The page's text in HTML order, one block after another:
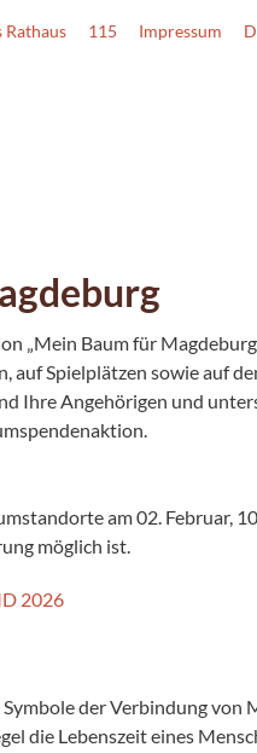
Rathaus 115 Impressum
„Mein Baum für
auf Spielplätzen sowie auf
Ihre Angehörigen und
am 02.
möglich ist.
der Verbindung
die Lebenszeit eines